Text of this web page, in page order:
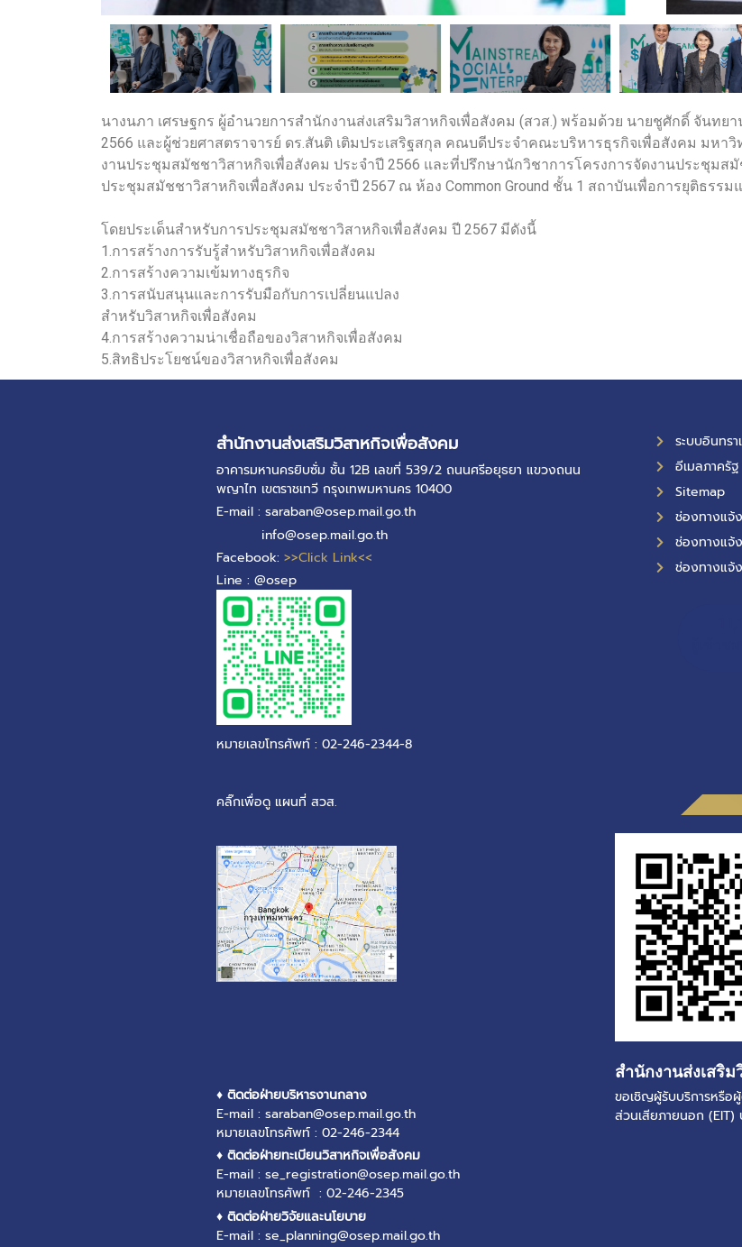
นางนภา เศรษฐกร ผู้อำนวยการสำนักงานส่งเสริมวิสาหกิจเพื่อสังคม (สวส.) พร้อมด้วย นายชูศักดิ์ จันท
2566 และผู้ช่วยศาสตราจารย์ ดร.สันติ เติมประเสริฐสกุล คณบดีประจําคณะบริหารธุรกิจเพื่อสังคม มห
งานประชุมสมัชชาวิสาหกิจเพื่อสังคม ประจําปี 2566 และที่ปรึกษานักวิชาการโครงการจัดงานประชุมส
ประชุมสมัชชาวิสาหกิจเพื่อสังคม ประจำปี 2567 ณ ห้อง Common Ground ชั้น 1 สถาบันเพื่อการยุติธรร
โดยประเด็นสำหรับการประชุมสมัชชาวิสาหกิจเพื่อสังคม ปี 2567 มีดังนี้
1.การสร้างการรับรู้สำหรับวิสาหกิจเพื่อสังคม
2.การสร้างความเข้มทางธุรกิจ
3.การสนับสนุนและการรับมือกับการเปลี่ยนแปลง
สำหรับวิสาหกิจเพื่อสังคม
4.การสร้างความน่าเชื่อถือของวิสาหกิจเพื่อสังคม
5.สิทธิประโยชน์ของวิสาหกิจเพื่อสังคม
สำนักงานส่งเสริมวิสาหกิจเพื่อสังคม
อาคารมหานครยิบซั่ม ชั้น 12B เลขที่ 539/2 ถนนศรีอยุธยา แขวงถนน
พญาไท เขตราชเทวี กรุงเทพมหานคร 10400
E-mail : saraban@osep.mail.go.th
info@osep.mail.go.th
Facebook: >>Click Link<<
Line : @osep
หมายเลขโทรศัพท์ : 02-246-2344-8
คลิ๊กเพื่อดู แผนที่ สวส.
♦ ติดต่อฝ่ายบริหารงานกลาง
E-mail : saraban@osep.mail.go.th
หมายเลขโทรศัพท์ : 02-246-2344
♦ ติดต่อฝ่ายทะเบียนวิสาหกิจเพื่อสังคม
E-mail : se_registration@osep.mail.go.th
หมายเลขโทรศัพท์ : 02-246-2345
♦ ติดต่อฝ่ายวิจัยและนโยบาย
E-mail : se_planning@osep.mail.go.th
ระบบอินทรา
อีเมลภาครัฐ
Sitemap
ช่องทางแจ้
ช่องทางแจ้
ช่องทางแจ้
สำนักงานส่งเสริ
ขอเชิญผู้รับบริการหรือ
ส่วนเสียภายนอก (EIT)